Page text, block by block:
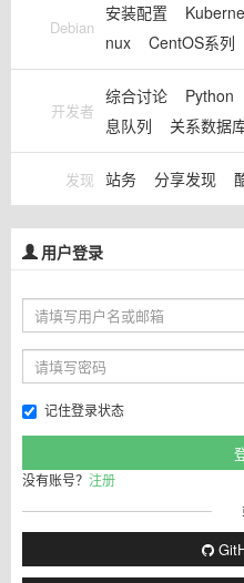
Debian
安装配置
nux
CentOS系列
开发者
综合讨论 Python
息队列
关系数据
发现 站务 分享发现
用户登录
记住登录状态
没有账号？ 注册